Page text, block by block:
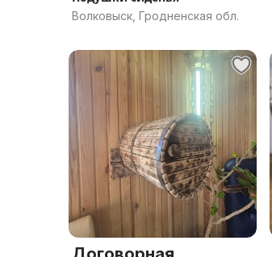
Волковыск, Гродненская обл.